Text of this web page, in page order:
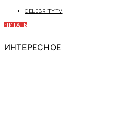
CELEBRITYTV
ЧИТАТЬ
ИНТЕРЕСНОЕ